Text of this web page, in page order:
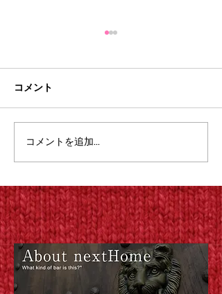
The New Testament Ethica
コメント
コメントを追加…